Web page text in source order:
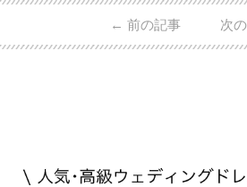
日本で人気のブランドま
・愛用している芸能人夫婦
← 前の記事 次